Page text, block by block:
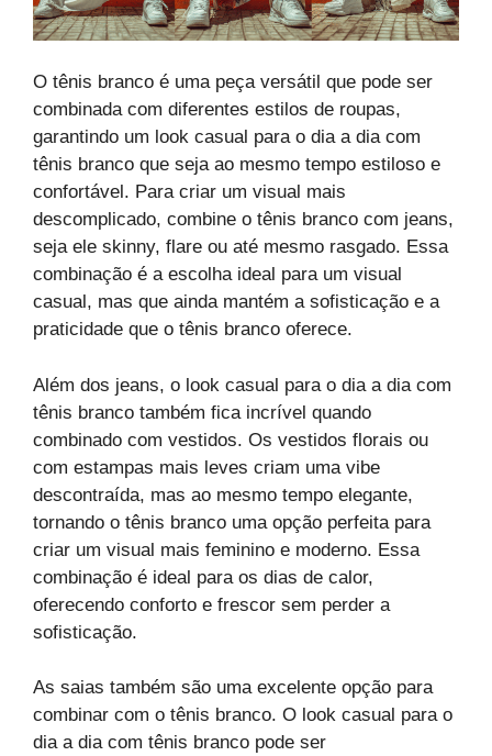
O tênis branco é uma peça versátil que pode ser
combinada com diferentes estilos de roupas,
garantindo um look casual para o dia a dia com
tênis branco que seja ao mesmo tempo estiloso e
confortável. Para criar um visual mais
descomplicado, combine o tênis branco com jeans,
seja ele skinny, flare ou até mesmo rasgado. Essa
combinação é a escolha ideal para um visual
casual, mas que ainda mantém a sofisticação e a
praticidade que o tênis branco oferece.
Além dos jeans, o look casual para o dia a dia com
tênis branco também fica incrível quando
combinado com vestidos. Os vestidos florais ou
com estampas mais leves criam uma vibe
descontraída, mas ao mesmo tempo elegante,
tornando o tênis branco uma opção perfeita para
criar um visual mais feminino e moderno. Essa
combinação é ideal para os dias de calor,
oferecendo conforto e frescor sem perder a
sofisticação.
As saias também são uma excelente opção para
combinar com o tênis branco. O look casual para o
dia a dia com tênis branco pode ser